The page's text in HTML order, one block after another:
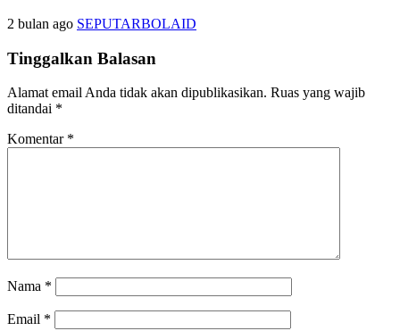
2 bulan ago SEPUTARBOLAID
Tinggalkan Balasan
Alamat email Anda tidak akan dipublikasikan. Ruas yang wajib
ditandai *
Komentar *
Nama *
Email *